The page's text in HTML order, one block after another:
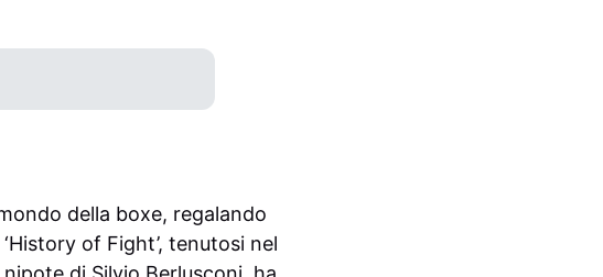
della boxe, regalando
of Fight’, tenutosi nel